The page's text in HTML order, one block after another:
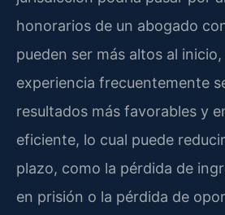
honorarios de un abogado
pueden ser más altos al
experiencia frecuentemente
resultados más favorables y
eficiente, lo cual puede
plazo, como la pérdida de
en prisión o la pérdida de